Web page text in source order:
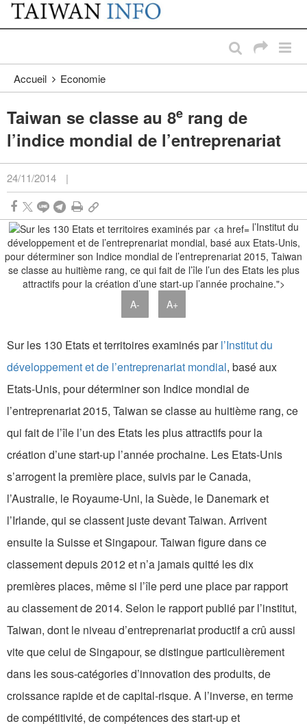
Passer au contenu principal
:::
Accueil Economie
Taiwan se classe au 8e rang de
l’indice mondial de l’entreprenariat
24/11/2014 |
l’Institut du
développement et de l’entreprenariat mondial, basé aux Etats-Unis,
pour déterminer son Indice mondial de l’entreprenariat 2015, Taiwan
se classe au huitième rang, ce qui fait de l’île l’un des Etats les plus
attractifs pour la création d’une start-up l’année prochaine.">
A-
A+
Sur les 130 Etats et territoires examinés parl’Institut du
développement et de l’entreprenariat mondial, basé aux
Etats-Unis, pour déterminer son Indice mondial de
l’entreprenariat 2015, Taiwan se classe au huitième rang, ce
qui fait de l’île l’un des Etats les plus attractifs pour la
création d’une start-up l’année prochaine. Les Etats-Unis
s’arrogent la première place, suivis par le Canada,
l’Australie, le Royaume-Uni, la Suède, le Danemark et
l’Irlande, qui se classent juste devant Taiwan. Arrivent
ensuite la Suisse et Singapour. Taiwan figure dans ce
classement depuis 2012 et n’a jamais quitté les dix
premières places, même si l’île perd une place par rapport
au classement de 2014. Selon le rapport publié par l’institut,
Taiwan, dont le niveau d’entreprenariat productif a crû aussi
vite que celui de Singapour, se distingue particulièrement
dans les sous-catégories d’innovation des produits, de
croissance rapide et de capital-risque. A l’inverse, en terme
de compétitivité, de compétences des start-up et